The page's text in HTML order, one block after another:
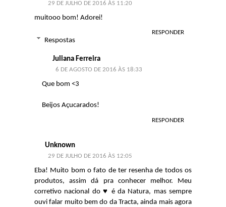
29 DE JULHO DE 2016 ÀS 11:20
muitooo bom! Adorei!
RESPONDER
Respostas
Juliana Ferreira
6 DE AGOSTO DE 2016 ÀS 18:33
Que bom <3
Beijos Açucarados!
RESPONDER
Unknown
29 DE JULHO DE 2016 ÀS 12:05
Eba! Muito bom o fato de ter resenha de todos os
produtos, assim dá pra conhecer melhor. Meu
corretivo nacional do ♥ é da Natura, mas sempre
ouvi falar muito bem do da Tracta, ainda mais agora